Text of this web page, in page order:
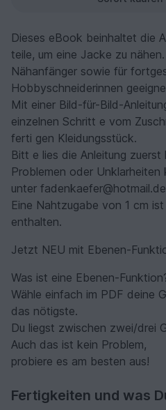
Dieses eBook beinhaltet die
teile, um eine Jacke zu
Nähanfänger sowie für
Hobbyschneiderinnen
Mit einer Bild-für-Bild-
einzelnen Schritt e vom
ferti gen Kleidungsstück.
Bitt e lies die Anleitung
Problemen oder Unklarheiten
unter
Eine Nahtzugabe von 1 cm
enthalten.
Jetzt NEU mit Ebenen-
Was ist eine Ebenen-
Wähle einfach im PDF deine
das nötigste.
Du liegst zwischen zwei/drei
Auch das ist kein Problem,
probiere es am besten aus!
Fertigkeiten und was